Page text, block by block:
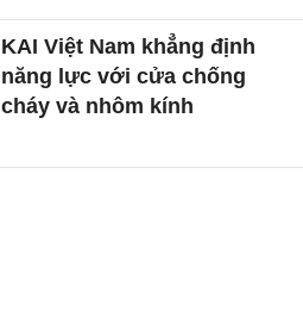
KAI Việt Nam khẳng định
năng lực với cửa chống
cháy và nhôm kính